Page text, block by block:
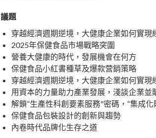
議題
穿越經濟週期逆境，大健康企業如何實現
2025年保健食品市場戰略突圍
營養大健康的時代，發展機會在何方
保健食品小紅書種草及爆款营銷策略
穿越經濟週期逆境，大健康企業如何實現
用資本的力量助力產業發展，淺談企業並
解鎖“生產性科創要素服務"密碼，“集成
保健食品包裝設計的創新與趨勢
內卷時代品牌化生存之道